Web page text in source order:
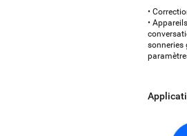
•
•
sonneries